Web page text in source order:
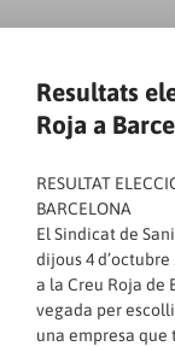
Resultats
Roja a
RESULTAT
BARCELONA
El Sindicat de
dijous 4
a la Creu Roja de
vegada per
una empresa que